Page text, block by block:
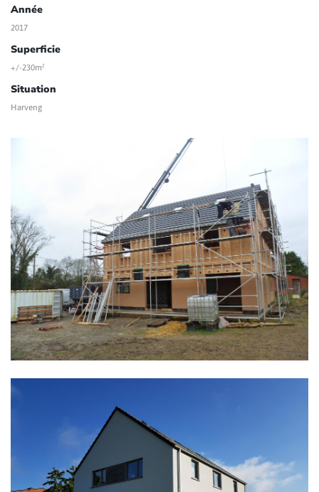
Année
2017
Superficie
+/-230m²
Situation
Harveng